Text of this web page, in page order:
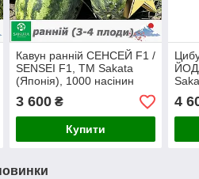
Кавун ранній СЕНСЕЙ F1 /
SENSEI F1, ТМ Sakata
(Японія), 1000 насінин
3 600₴
Купити
4